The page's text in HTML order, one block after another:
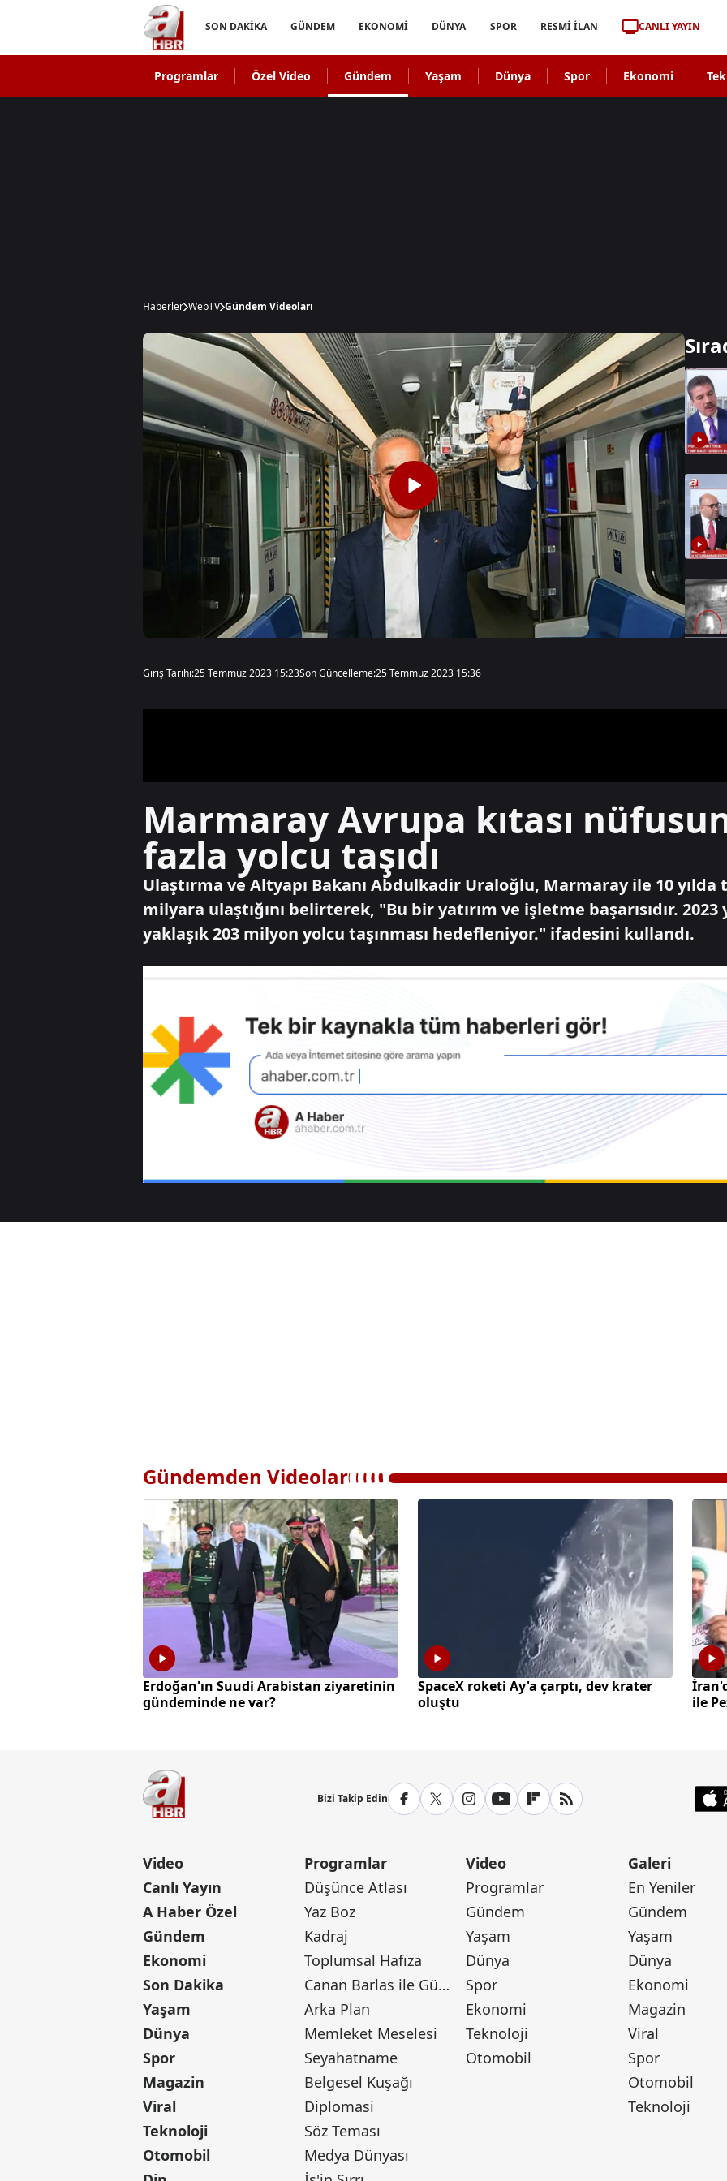
SON DAKİKA GÜNDEM EKONOMİ DÜNYA SPOR RESMİ İLAN CANLI YAYIN
Programlar Özel Video Gündem Yaşam Dünya Spor Ekonomi
Haberler WebTV Gündem Videoları
Giriş Tarihi:25 Temmuz 2023 15:23Son Güncelleme:25 Temmuz 2023 15:36
Marmaray Avrupa kıtası
fazla yolcu taşıdı
Ulaştırma ve Altyapı Bakanı Abdulkadir Uraloğlu, Marmaray ile 10 yılda
milyara ulaştığını belirterek, "Bu bir yatırım ve işletme başarısıdır. 2023
yaklaşık 203 milyon yolcu taşınması hedefleniyor." ifadesini kullandı.
Gündemden Videolar
Erdoğan'ın Suudi Arabistan ziyaretinin
gündeminde ne var?
SpaceX roketi Ay'a çarptı, dev krater
oluştu
ile
Bizi Takip Edin
Video
Canlı Yayın
A Haber Özel
Gündem
Ekonomi
Son Dakika
Yaşam
Dünya
Spor
Magazin
Viral
Teknoloji
Otomobil
Programlar
Düşünce Atlası
Yaz Boz
Kadraj
Toplumsal Hafıza
Canan Barlas ile Gündem
Arka Plan
Memleket Meselesi
Seyahatname
Belgesel Kuşağı
Diplomasi
Söz Teması
Medya Dünyası
Video
Programlar
Gündem
Yaşam
Dünya
Spor
Ekonomi
Teknoloji
Otomobil
Galeri
En Yeniler
Gündem
Yaşam
Dünya
Ekonomi
Magazin
Viral
Spor
Otomobil
Teknoloji